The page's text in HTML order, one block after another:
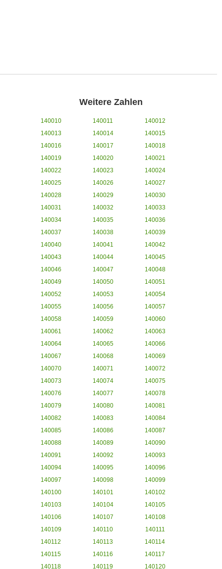
Weitere Zahlen
140010 140011
140012
140013
140014
140015
140016
140017
140018
140019
140020
140021
140022
140023
140024
140025
140026
140027
140028
140029
140030
140031
140032
140033
140034
140035
140036
140037
140038
140039
140040
140041
140042
140043
140044
140045
140046
140047
140048
140049
140050
140051
140052
140053
140054
140055
140056
140057
140058
140059
140060
140061
140062
140063
140064
140065
140066
140067
140068
140069
140070
140071
140072
140073
140074
140075
140076
140077
140078
140079
140080
140081
140082
140083
140084
140085
140086
140087
140088
140089
140090
140091
140092
140093
140094
140095
140096
140097
140098
140099
140100
140101
140102
140103
140104
140105
140106
140107
140108
140109
140110
140111
140112
140113
140114
140115
140116
140117
140118
140119 140120